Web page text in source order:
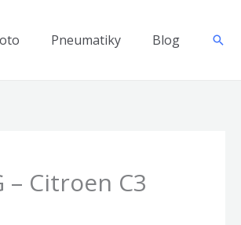
Pneumatiky Blog
– Citroen C3